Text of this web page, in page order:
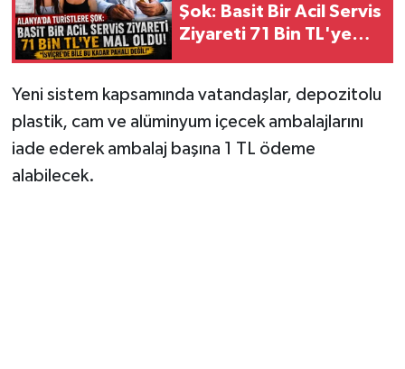
Şok: Basit Bir Acil Servis
Ziyareti 71 Bin TL'ye
Değil!"
Yeni sistem kapsamında vatandaşlar, depozitolu
plastik, cam ve alüminyum içecek ambalajlarını
iade ederek ambalaj başına 1 TL ödeme
alabilecek.